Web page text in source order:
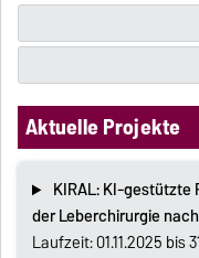
Aktuelle Projekte
KIRAL: KI-gestützte
der Leberchirurgie
Laufzeit: 01.11.2025 bis